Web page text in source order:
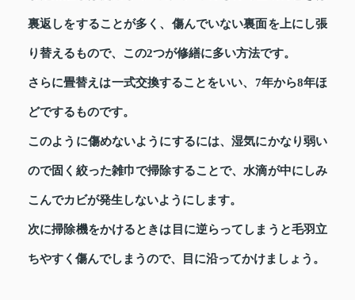
裏返しをすることが多く、傷んでいない裏面を上にし張
り替えるもので、この2つが修繕に多い方法です。
さらに畳替えは一式交換することをいい、7年から8年ほ
どでするものです。
このように傷めないようにするには、湿気にかなり弱い
ので固く絞った雑巾で掃除することで、水滴が中にしみ
こんでカビが発生しないようにします。
次に掃除機をかけるときは目に逆らってしまうと毛羽立
ちやすく傷んでしまうので、目に沿ってかけましょう。